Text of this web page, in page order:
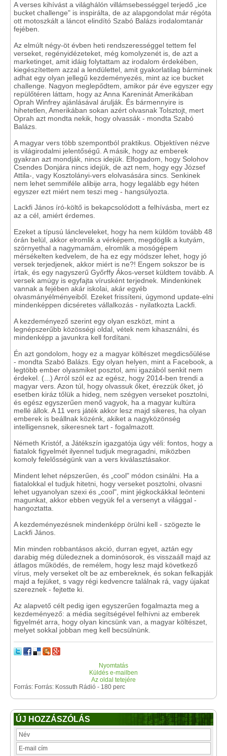
A verses kihívást a világhálón villámsebességgel terjedő „ice
bucket challenge" is inspirálta, de az alapgondolat már régóta
ott motoszkált a láncot elindító Szabó Balázs irodalomtanár
fejében.
Az elmúlt négy-öt évben heti rendszerességgel tettem fel
verseket, regényidézeteket, még komolyzenét is, de azt a
marketinget, amit idáig folytattam az irodalom érdekében,
kiegészítettem azzal a lendülettel, amit gyakorlatilag bárminek
adhat egy olyan jellegű kezdeményezés, mint az ice bucket
challenge. Nagyon meglepődtem, amikor pár éve egyszer egy
repülőtéren láttam, hogy az Anna Kareninát Amerikában
Oprah Winfrey ajánlásával árulják. És bármennyire is
hihetetlen, Amerikában sokan azért olvasnak Tolsztojt, mert
Oprah azt mondta nekik, hogy olvassák - mondta Szabó
Balázs.
A magyar vers több szempontból praktikus. Objektíven nézve
is világirodalmi jelentőségű. A másik, hogy az emberek
gyakran azt mondják, nincs idejük. Elfogadom, hogy Solohov
Csendes Donjára nincs idejük, de azt nem, hogy egy József
Attila-, vagy Kosztolányi-vers elolvasására sincs. Senkinek
nem lehet semmiféle alibije arra, hogy legalább egy héten
egyszer ezt miért nem teszi meg - hangsúlyozta.
Lackfi János író-költő is bekapcsolódott a felhívásba, mert ez
az a cél, amiért érdemes.
Ezeket a típusú láncleveleket, hogy ha nem küldöm tovább 48
órán belül, akkor elromlik a vérképem, megdöglik a kutyám,
szörnyethal a nagymamám, elromlik a mosógépem
mérsékelten kedvelem, de ha ez egy módszer lehet, hogy jó
versek terjedjenek, akkor miért is ne?! Engem sokszor be is
írtak, és egy nagyszerű Győrffy Ákos-verset küldtem tovább. A
versek amúgy is egyfajta vírusként terjednek. Mindenkinek
vannak a fejében akár iskolai, akár egyéb
olvasmányélményeiből. Ezeket frissíteni, úgymond update-elni
mindenképpen dicséretes vállalkozás - nyilatkozta Lackfi.
A kezdeményező szerint egy olyan eszközt, mint a
legnépszerűbb közösségi oldal, vétek nem kihasználni, és
mindenképp a javunkra kell fordítani.
Én azt gondolom, hogy ez a magyar költészet megdicsőülése
- mondta Szabó Balázs. Egy olyan helyen, mint a Facebook, a
legtöbb ember olyasmiket posztol, ami igazából senkit nem
érdekel. (...) Arról szól ez az egész, hogy 2014-ben trendi a
magyar vers. Azon túl, hogy olvassuk őket, érezzük őket, jó
esetben kiráz tőlük a hideg, nem szégyen verseket posztolni,
és egész egyszerűen menő vagyok, ha a magyar kultúra
mellé állok. A 11 vers játék akkor lesz majd sikeres, ha olyan
emberek is beállnak közénk, akiket a nagyközönség
intelligensnek, sikeresnek tart - fogalmazott.
Németh Kristóf, a Játékszín igazgatója úgy véli: fontos, hogy a
fiatalok figyelmét ilyennel tudjuk megragadni, miközben
komoly felelősségünk van a vers kiválasztásakor.
Mindent lehet népszerűen, és „cool" módon csinálni. Ha a
fiatalokkal el tudjuk hitetni, hogy verseket posztolni, olvasni
lehet ugyanolyan szexi és „cool", mint jégkockákkal leönteni
magunkat, akkor ebben vegyük fel a versenyt a világgal -
hangoztatta.
A kezdeményezésnek mindenképp örülni kell - szögezte le
Lackfi János.
Min minden robbantásos akció, durran egyet, aztán egy
darabig még düledeznek a dominósorok, és visszaáll majd az
átlagos működés, de remélem, hogy lesz majd következő
vírus, mely verseket olt be az embereknek, és sokan felkapják
majd a fejüket, s vagy régi kedvencre találnak rá, vagy újakat
szereznek - fejtette ki.
Az alapvető célt pedig igen egyszerűen fogalmazta meg a
kezdeményező: a média segítségével felhívni az emberek
figyelmét arra, hogy olyan kincsünk van, a magyar költészet,
melyet sokkal jobban meg kell becsülnünk.
Nyomtatás
Küldés e-mailben
Az oldal tetejére
Forrás: Forrás: Kossuth Rádió - 180 perc
ÚJ HOZZÁSZÓLÁS